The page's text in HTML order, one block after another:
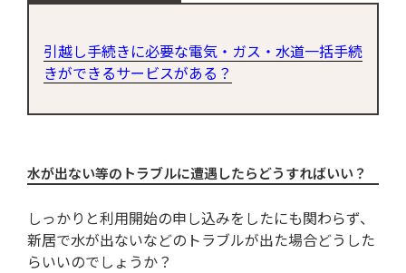
引越し手続きに必要な電気・ガス・水道一括手続
きができるサービスがある？
水が出ない等のトラブルに遭遇したらどうすればいい？
しっかりと利用開始の申し込みをしたにも関わらず、
新居で水が出ないなどのトラブルが出た場合どうした
らいいのでしょうか？